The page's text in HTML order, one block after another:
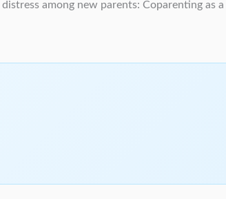
among new parents: Coparenting as a